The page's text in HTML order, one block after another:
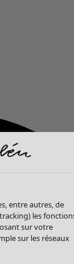
entre autres, de
les
sur votre
sur les réseaux